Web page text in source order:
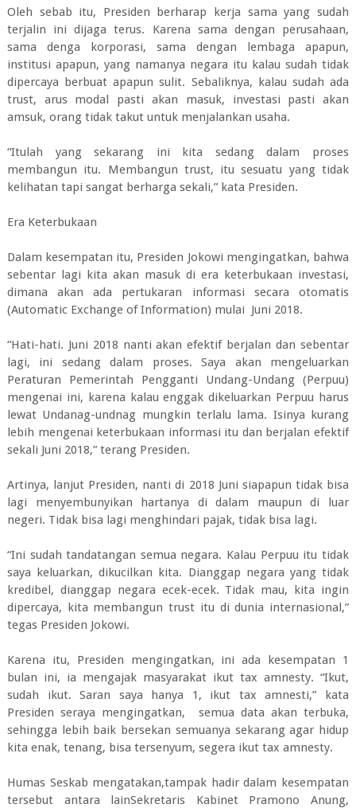
Oleh sebab itu, Presiden berharap kerja sama yang sudah
terjalin ini dijaga terus. Karena sama dengan perusahaan,
sama denga korporasi, sama dengan lembaga apapun,
institusi apapun, yang namanya negara itu kalau sudah tidak
dipercaya berbuat apapun sulit. Sebaliknya, kalau sudah ada
trust, arus modal pasti akan masuk, investasi pasti akan
amsuk, orang tidak takut untuk menjalankan usaha.
“Itulah yang sekarang ini kita sedang dalam proses
membangun itu. Membangun trust, itu sesuatu yang tidak
kelihatan tapi sangat berharga sekali,” kata Presiden.
Era Keterbukaan
Dalam kesempatan itu, Presiden Jokowi mengingatkan, bahwa
sebentar lagi kita akan masuk di era keterbukaan investasi,
dimana akan ada pertukaran informasi secara otomatis
(Automatic Exchange of Information) mulai Juni 2018.
“Hati-hati. Juni 2018 nanti akan efektif berjalan dan sebentar
lagi, ini sedang dalam proses. Saya akan mengeluarkan
Peraturan Pemerintah Pengganti Undang-Undang (Perpuu)
mengenai ini, karena kalau enggak dikeluarkan Perpuu harus
lewat Undanag-undnag mungkin terlalu lama. Isinya kurang
lebih mengenai keterbukaan informasi itu dan berjalan efektif
sekali Juni 2018,” terang Presiden.
Artinya, lanjut Presiden, nanti di 2018 Juni siapapun tidak bisa
lagi menyembunyikan hartanya di dalam maupun di luar
negeri. Tidak bisa lagi menghindari pajak, tidak bisa lagi.
“Ini sudah tandatangan semua negara. Kalau Perpuu itu tidak
saya keluarkan, dikucilkan kita. Dianggap negara yang tidak
kredibel, dianggap negara ecek-ecek. Tidak mau, kita ingin
dipercaya, kita membangun trust itu di dunia internasional,”
tegas Presiden Jokowi.
Karena itu, Presiden mengingatkan, ini ada kesempatan 1
bulan ini, ia mengajak masyarakat ikut tax amnesty. “Ikut,
sudah ikut. Saran saya hanya 1, ikut tax amnesti,” kata
Presiden seraya mengingatkan, semua data akan terbuka,
sehingga lebih baik bersekan semuanya sekarang agar hidup
kita enak, tenang, bisa tersenyum, segera ikut tax amnesty.
Humas Seskab mengatakan,tampak hadir dalam kesempatan
tersebut antara lainSekretaris Kabinet Pramono Anung,